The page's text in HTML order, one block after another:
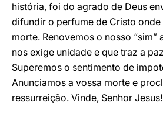
história, foi do agrado de Deus
difundir o perfume de Cristo
morte. Renovemos o nosso “sim”
nos exige unidade e que traz a
Superemos o sentimento de
Anunciamos a vossa morte e
ressurreição. Vinde, Senhor Jesus!